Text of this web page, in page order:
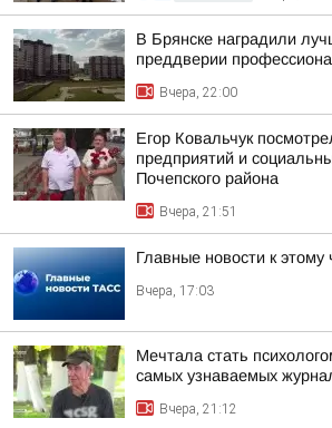
В Брянске наградили
преддверии
Вчера, 22:00
Егор Ковальчук
предприятий и
Почепского района
Вчера, 21:51
Главные новости к этому
Вчера, 17:03
Мечтала стать
самых узнаваемых
Вчера, 21:12